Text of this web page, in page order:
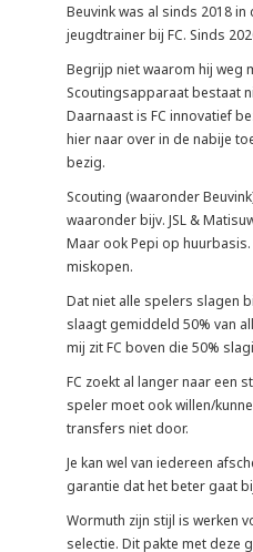
Beuvink was al sinds 2018
jeugdtrainer bij FC. Sinds
Begrijp niet waarom hij weg
Scoutingsapparaat bestaat
Daarnaast is FC innovatief
hier naar over in de nabije
bezig.
Scouting (waaronder
waaronder bijv. JSL &
Maar ook Pepi op huurbasis.
miskopen.
Dat niet alle spelers slagen
slaagt gemiddeld 50% van
mij zit FC boven die 50%
FC zoekt al langer naar een
speler moet ook willen/
transfers niet door.
Je kan wel van iedereen
garantie dat het beter gaat
Wormuth zijn stijl is werken
selectie. Dit pakte met deze